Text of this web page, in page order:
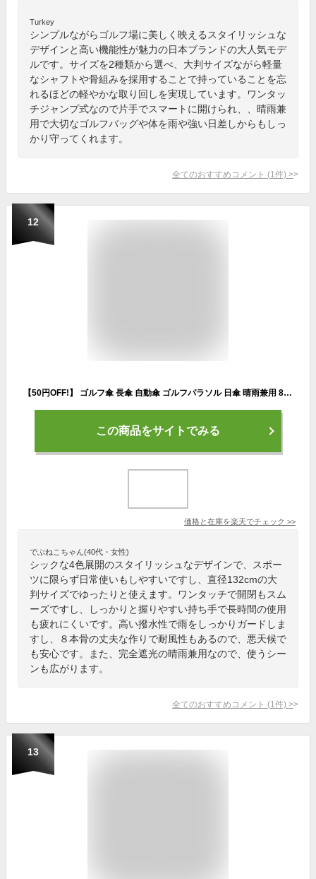
Turkey
シンプルながらゴルフ場に美しく映えるスタイリッシュな
デザインと高い機能性が魅力の日本ブランドの大人気モデ
ルです。サイズを2種類から選べ、大判サイズながら軽量
なシャフトや骨組みを採用することで持っていることを忘
れるほどの軽やかな取り回しを実現しています。ワンタッ
チジャンプ式なので片手でスマートに開けられ、、晴雨兼
用で大切なゴルフバッグや体を雨や強い日差しからもしっ
かり守ってくれます。
全てのおすすめコメント (1 件) >
12
【50円OFF!】 ゴルフ傘 長傘 自動傘 ゴルフパラソル 日傘 晴雨兼用 8本骨 自動開 自動開傘 ワンプッシュ 超撥水 耐風 防風 スポーツ用 紳士傘 梅雨対策 台風対応 ワンタッチ 丈夫 スポーツ観戦 完全遮光 傘 雨傘 uvカット 紫外線対策 日焼け対策 メンズ レディース
この商品をサイトでみる
価格と在庫を楽天でチェック >>
でぶねこちゃん(40代・女性)
シックな4色展開のスタイリッシュなデザインで、スポー
ツに限らず日常使いもしやすいですし、直径132cmの大
判サイズでゆったりと使えます。ワンタッチで開閉もスム
ーズですし、しっかりと握りやすい持ち手で長時間の使用
も疲れにくいです。高い撥水性で雨をしっかりガードしま
すし、８本骨の丈夫な作りで耐風性もあるので、悪天候で
も安心です。また、完全遮光の晴雨兼用なので、使うシー
ンも広がります。
全てのおすすめコメント (1 件) >
13